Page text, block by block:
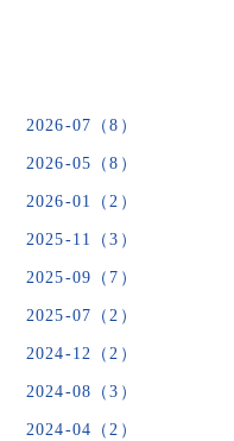
2026-07（8）
2026-05（8）
2026-01（2）
2025-11（3）
2025-09（7）
2025-07（2）
2024-12（2）
2024-08（3）
2024-04（2）